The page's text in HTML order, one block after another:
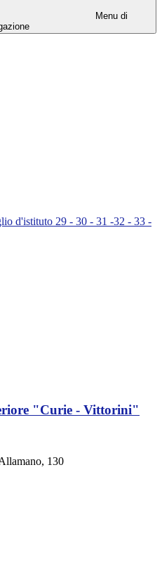
Menu di
d'istituto 29 - 30 - 31 -32 - 33 -
"Curie - Vittorini"
130